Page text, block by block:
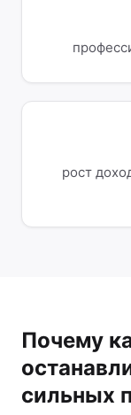
рост
Почему
сильных